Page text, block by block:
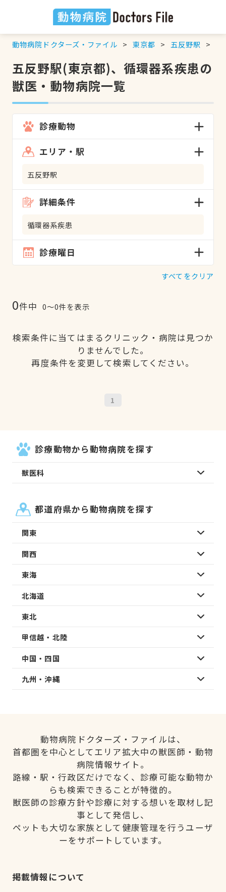
動物病院ドクターズ・ファイル 東京都 五反野駅
五反野駅(東京都)、循環器系疾患の
獣医・動物病院一覧
診療動物
エリア・駅
五反野駅
詳細条件
循環器系疾患
診療曜日
すべてをクリア
0件中 0〜0件を表示
検索条件に当てはまるクリニック・病院は見つか
りませんでした。
再度条件を変更して検索してください。
1
診療動物から動物病院を探す
獣医科
都道府県から動物病院を探す
関東
関西
東海
北海道
東北
甲信越・北陸
中国・四国
九州・沖縄
動物病院ドクターズ・ファイルは、
首都圏を中心としてエリア拡大中の獣医師・動物
病院情報サイト。
路線・駅・行政区だけでなく、診療可能な動物か
らも検索できることが特徴的。
獣医師の診療方針や診療に対する想いを取材し記
事として発信し、
ペットも大切な家族として健康管理を行うユーザ
ーをサポートしています。
掲載情報について